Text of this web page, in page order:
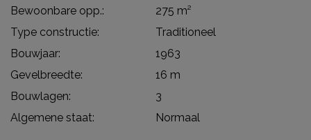
Bewoonbare opp.:
275 m²
Type constructie:
Traditioneel
Bouwjaar:
1963
Gevelbreedte:
16 m
Bouwlagen:
3
Algemene staat:
Normaal